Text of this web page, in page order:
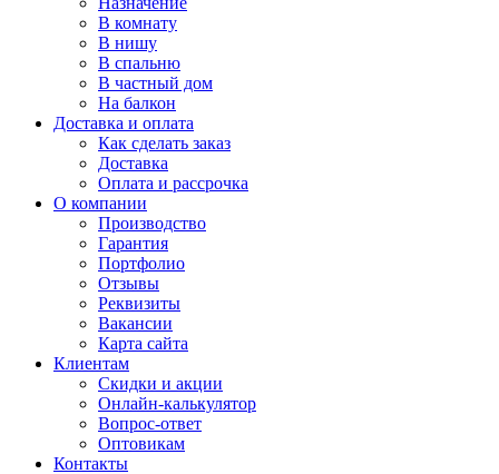
В комнату
В нишу
В спальню
В частный дом
На балкон
Доставка и оплата
Как сделать заказ
Доставка
Оплата и рассрочка
О компании
Производство
Гарантия
Портфолио
Отзывы
Реквизиты
Вакансии
Карта сайта
Клиентам
Скидки и акции
Онлайн-калькулятор
Вопрос-ответ
Оптовикам
Контакты